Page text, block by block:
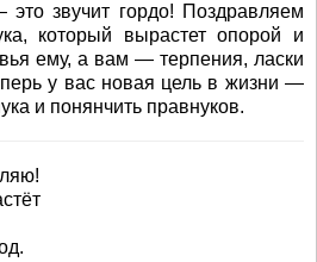
звучит гордо! Поздравляем
который вырастет опорой и
ему, а вам — терпения, ласки
у вас новая цель в жизни —
и понянчить правнуков.